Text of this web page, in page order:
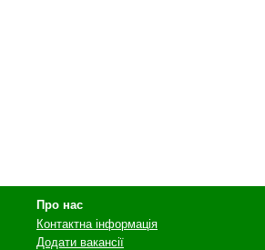
Про нас
Контактна інформація
Додати вакансії